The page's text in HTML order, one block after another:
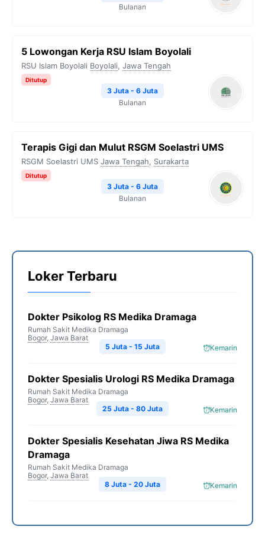
Bulanan
5 Lowongan Kerja RSU Islam Boyolali
RSU Islam Boyolali Boyolali, Jawa Tengah
Ditutup
3 Juta - 6 Juta
Bulanan
Terapis Gigi dan Mulut RSGM Soelastri UMS
RSGM Soelastri UMS Jawa Tengah, Surakarta
Ditutup
3 Juta - 6 Juta
Bulanan
Loker Terbaru
Dokter Psikolog RS Medika Dramaga
Rumah Sakit Medika Dramaga
Bogor, Jawa Barat
Kemarin
5 Juta - 15 Juta
Dokter Spesialis Urologi RS Medika Dramaga
Rumah Sakit Medika Dramaga
Bogor, Jawa Barat
Kemarin
25 Juta - 80 Juta
Dokter Spesialis Kesehatan Jiwa RS Medika
Dramaga
Rumah Sakit Medika Dramaga
Bogor, Jawa Barat
Kemarin
8 Juta - 20 Juta